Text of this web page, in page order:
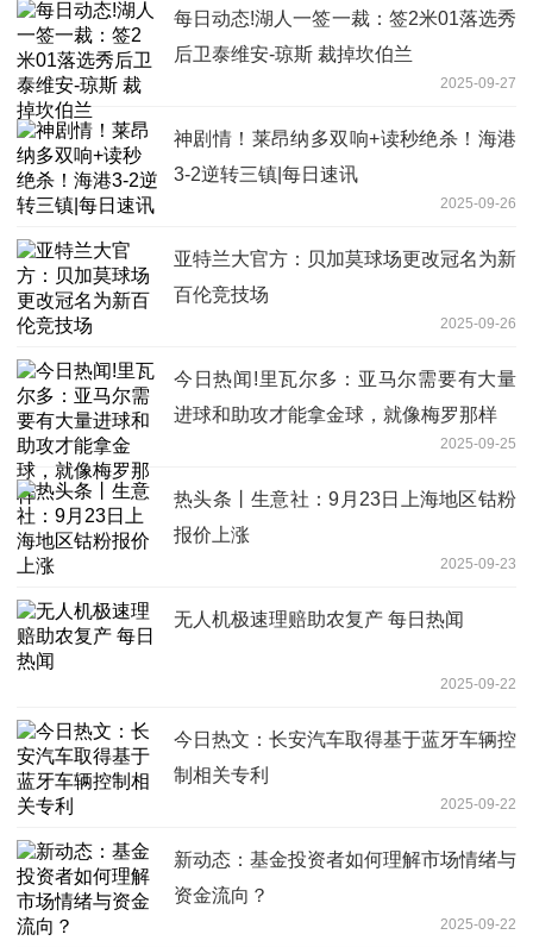
每日动态!湖人一签一裁：签2米01落选秀
后卫泰维安-琼斯 裁掉坎伯兰
2025-09-27
神剧情！莱昂纳多双响+读秒绝杀！海港
3-2逆转三镇|每日速讯
2025-09-26
亚特兰大官方：贝加莫球场更改冠名为新
百伦竞技场
2025-09-26
今日热闻!里瓦尔多：亚马尔需要有大量
进球和助攻才能拿金球，就像梅罗那样
2025-09-25
热头条丨生意社：9月23日上海地区钴粉
报价上涨
2025-09-23
无人机极速理赔助农复产 每日热闻
2025-09-22
今日热文：长安汽车取得基于蓝牙车辆控
制相关专利
2025-09-22
新动态：基金投资者如何理解市场情绪与
资金流向？
2025-09-22